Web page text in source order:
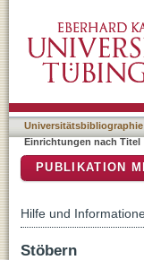
Universitätsbibliographie
Einrichtungen nach Titel
PUBLIKATION
Hilfe und
Stöbern